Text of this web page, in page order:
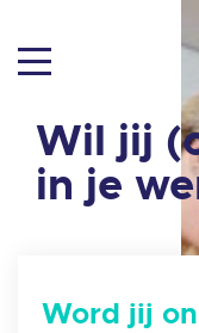
Wil jij
in je
Word jij